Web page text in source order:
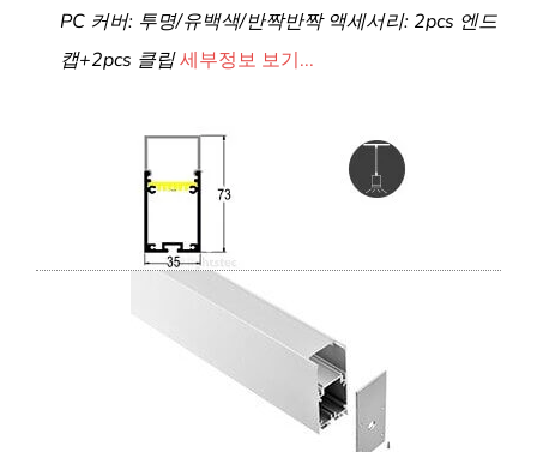
PC 커버: 투명/유백색/반짝반짝 액세서리: 2pcs 엔드
캡+2pcs 클립세부정보 보기...